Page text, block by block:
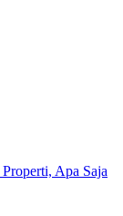
Apa Saja